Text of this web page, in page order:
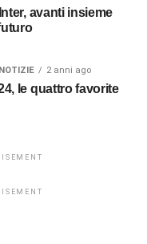
avanti insieme
2 anni ago
le quattro favorite